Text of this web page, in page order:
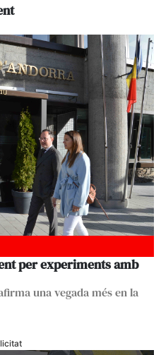
per experiments amb
una vegada més en la